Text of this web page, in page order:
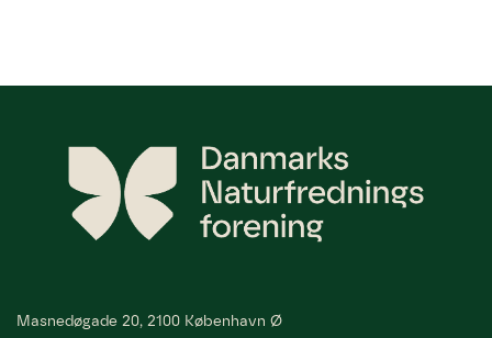
Masnedøgade 20, 2100 København Ø